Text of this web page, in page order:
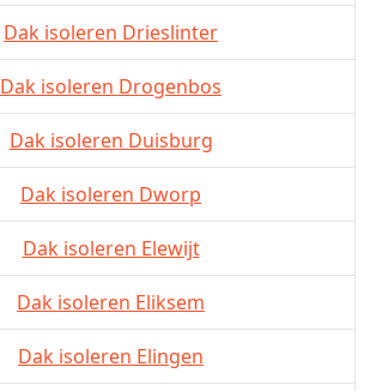
Dak isoleren Drieslinter
Dak isoleren Drogenbos
Dak isoleren Duisburg
Dak isoleren Dworp
Dak isoleren Elewijt
Dak isoleren Eliksem
Dak isoleren Elingen